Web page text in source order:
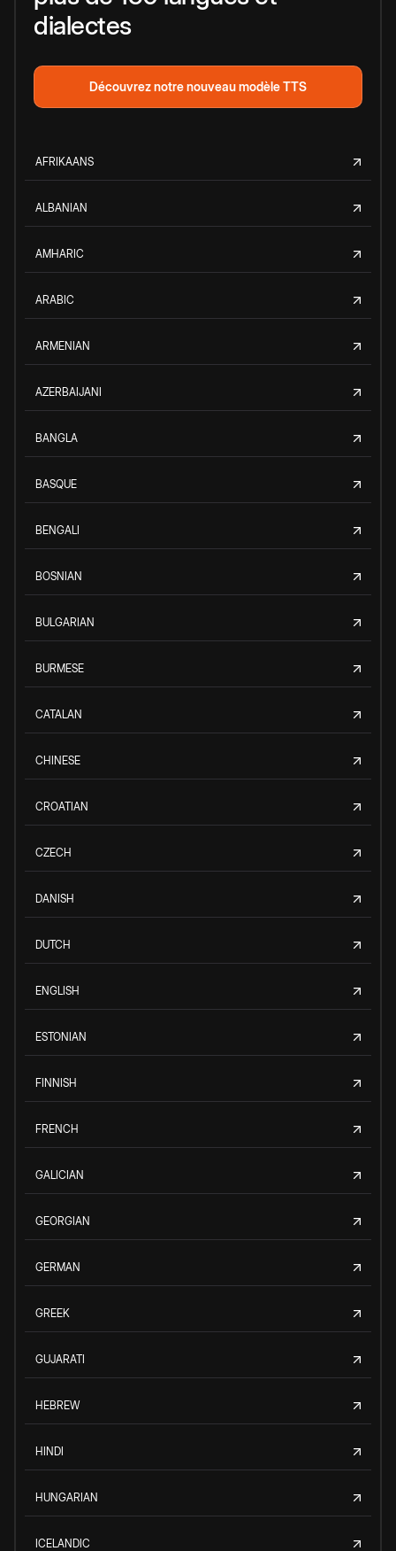
dialectes
Découvrez notre nouveau modèle TTS
AFRIKAANS
ALBANIAN
AMHARIC
ARABIC
ARMENIAN
AZERBAIJANI
BANGLA
BASQUE
BENGALI
BOSNIAN
BULGARIAN
BURMESE
CATALAN
CHINESE
CROATIAN
CZECH
DANISH
DUTCH
ENGLISH
ESTONIAN
FINNISH
FRENCH
GALICIAN
GEORGIAN
GERMAN
GREEK
GUJARATI
HEBREW
HINDI
HUNGARIAN
ICELANDIC